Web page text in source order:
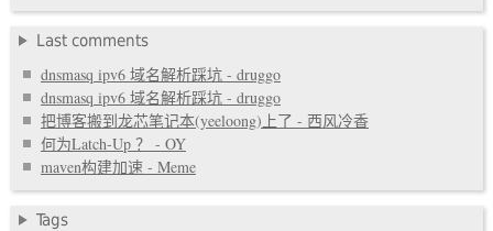
Last comments
dnsmasq ipv6 域名解析踩坑 - druggo
dnsmasq ipv6 域名解析踩坑 - druggo
把博客搬到龙芯笔记本(yeeloong)上了 - 西风冷香
何为Latch-Up ？ - OY
maven构建加速 - Meme
Tags